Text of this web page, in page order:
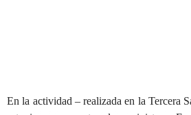
En la actividad – realizada en la Tercera